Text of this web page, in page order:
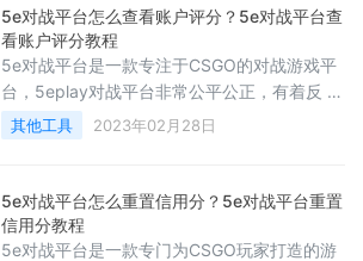
5e对战平台怎么查看账户评分？5e对战平台查
看账户评分教程
5e对战平台是一款专注于CSGO的对战游戏平
台，5eplay对战平台非常公平公正，有着反 作
弊功能，让游戏更加公正，还有天梯匹配系
统，找到适合你的实力的水平层次，下面来看
其他工具 2023年02月28日
5e对战平台怎么重置信用分？5e对战平台重置
信用分教程
5e对战平台是一款专门为CSGO玩家打造的游